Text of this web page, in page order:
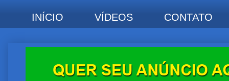
INÍCIO VÍDEOS CONTATO